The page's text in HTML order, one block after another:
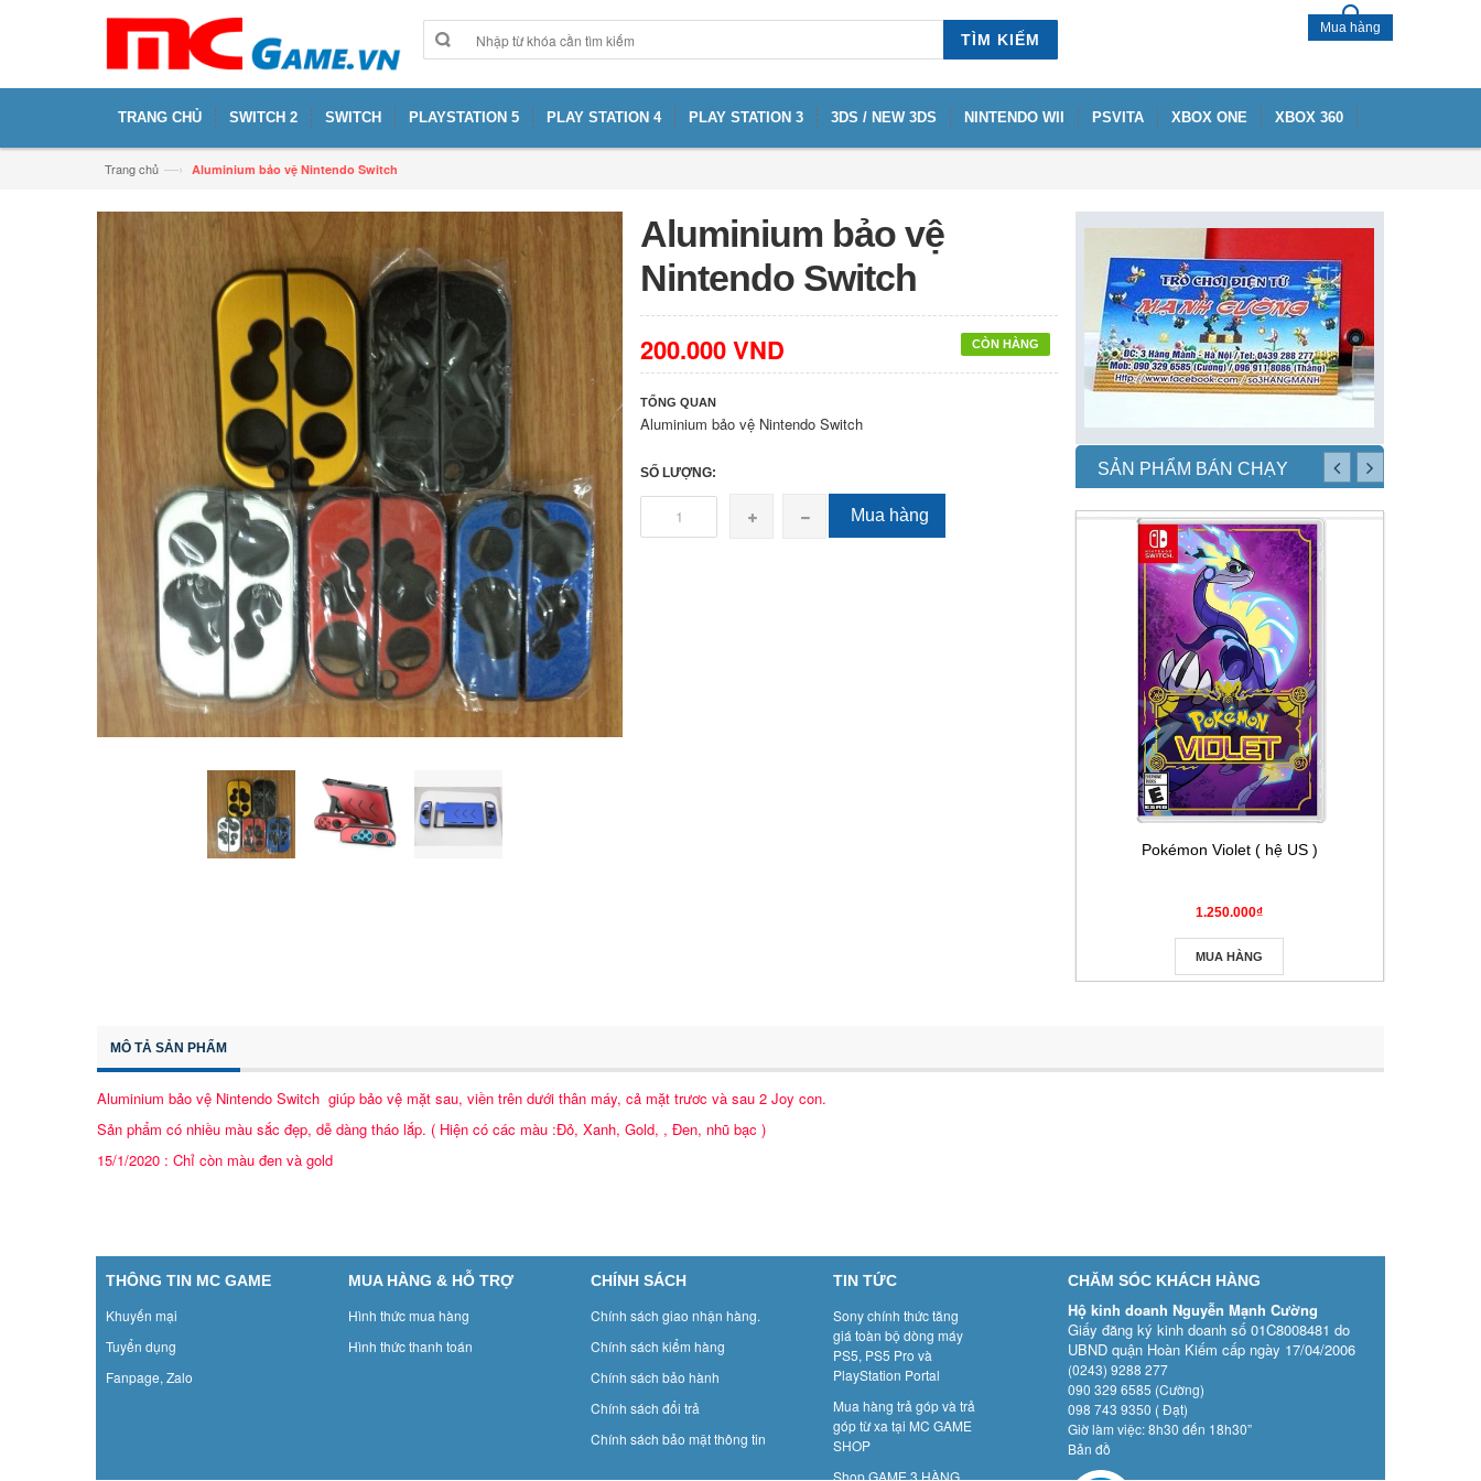
TÌM KIẾM
Mua hàng
TRANG CHỦ SWITCH 2 SWITCH PLAYSTATION 5 PLAY STATION 4 PLAY STATION 3 3DS / NEW 3DS NINTENDO WII PSVITA XBOX ONE XBOX 360
Trang chủ —› Aluminium bảo vệ Nintendo Switch
Aluminium bảo vệ
Nintendo Switch
CÒN HÀNG
200.000 VND
TỔNG QUAN
Aluminium bảo vệ Nintendo Switch
SỐ LƯỢNG:
Mua hàng
SẢN PHẨM BÁN CHẠY
Pokémon Violet ( hệ US )
1.250.000₫
MUA HÀNG
MÔ TẢ SẢN PHẨM
Aluminium bảo vệ Nintendo Switch giúp bảo vệ mặt sau, viền trên dưới thân máy, cả mặt trươc và sau 2 Joy con.
Sản phẩm có nhiều màu sắc đẹp, dễ dàng tháo lắp. ( Hiện có các màu :Đỏ, Xanh, Gold, , Đen, nhũ bạc )
15/1/2020 : Chỉ còn màu đen và gold
THÔNG TIN MC GAME
Khuyến mại
Tuyển dụng
Fanpage, Zalo
MUA HÀNG & HỖ TRỢ
Hình thức mua hàng
Hình thức thanh toán
CHÍNH SÁCH
Chính sách giao nhận hàng.
Chính sách kiểm hàng
Chính sách bảo hành
Chính sách đổi trả
Chính sách bảo mật thông tin
TIN TỨC
Sony chính thức tăng
giá toàn bộ dòng máy
PS5, PS5 Pro và
PlayStation Portal
Mua hàng trả góp và trả
góp từ xa tại MC GAME
SHOP
Shop GAME 3 HÀNG
CHĂM SÓC KHÁCH HÀNG
Hộ kinh doanh Nguyễn Mạnh Cường
Giấy đăng ký kinh doanh số 01C8008481 do
UBND quận Hoàn Kiếm cấp ngày 17/04/2006
(0243) 9288 277
090 329 6585 (Cường)
098 743 9350 ( Đạt)
Giờ làm việc: 8h30 đến 18h30”
Bản đồ